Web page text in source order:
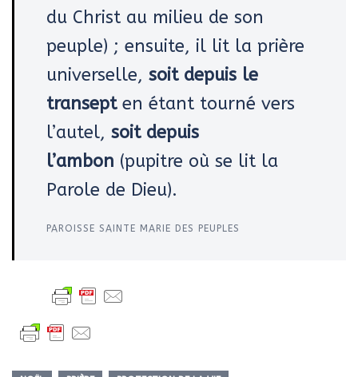
du Christ au milieu de son
peuple) ; ensuite, il lit la prière
universelle, soit depuis le
transept en étant tourné vers
l’autel, soit depuis
l’ambon (pupitre où se lit la
Parole de Dieu).
PAROISSE SAINTE MARIE DES PEUPLES